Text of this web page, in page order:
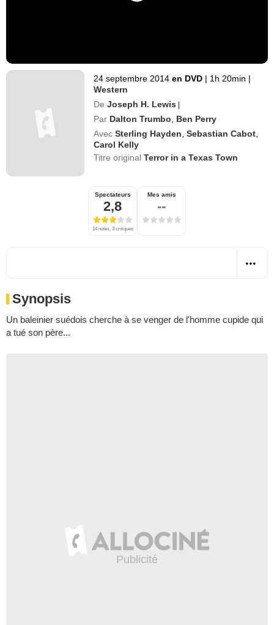
24 septembre 2014 en DVD | 1h 20min |
Western
De Joseph H. Lewis |
Par Dalton Trumbo
Ben Perry
Avec Sterling Hayden ,Sebastian Cabot
Carol Kelly
Titre originalTerror in a Texas Town
Spectateurs
2,8
14 notes, 3 critiques
Mes amis
--
Synopsis
Un baleinier suédois cherche à se venger de l'homme cupide qui
a tué son père...